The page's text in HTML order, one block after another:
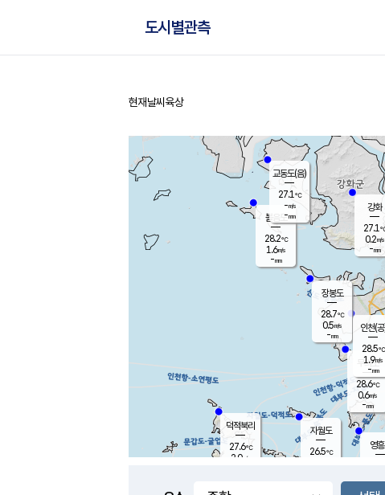
도시별관측
홈
현재날씨 육상
무의도
28.6℃
0.6m/s
-mm
영
볼음도
28.2℃
1.6m/s
-mm
자월도
26.5℃
장봉도
28.7℃
0.5m/s
-mm
덕적북리
27.6℃
2.0m/s
강화
27.1
0.2m/s
-mm
인천(
28.5℃
1.9m/s
-mm
교동도(음)
27.1℃
-m/s
-mm